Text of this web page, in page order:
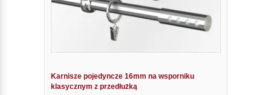
Karnisze pojedyncze 16mm na wsporniku
klasycznym z przedłużką